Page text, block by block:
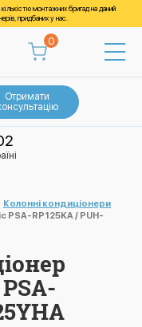
монтажних бригад на даний
придбаних у нас.
0
Отримати
Колонні кондиціонери
RP125KA / PUH-